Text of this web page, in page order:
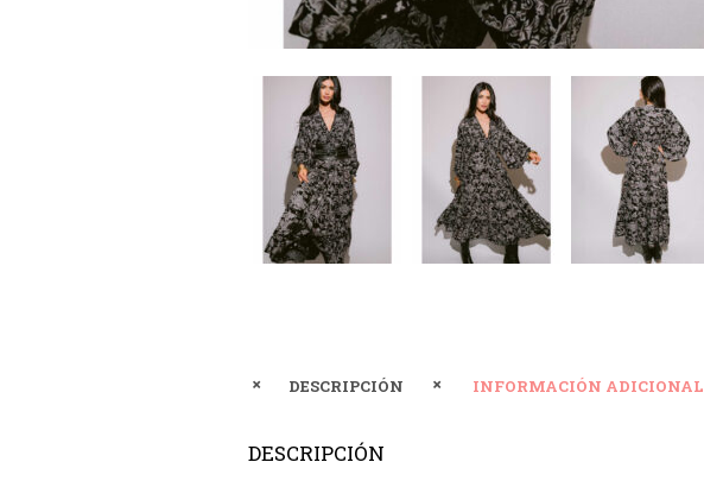
DESCRIPCIÓN INFORMACIÓN ADICIONAL
DESCRIPCIÓN